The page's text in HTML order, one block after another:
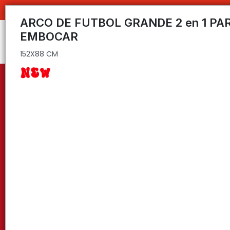
152X88 CM
ARCO DE FUTBOL GRANDE 2 en 1
EMBOCAR
152X88 CM